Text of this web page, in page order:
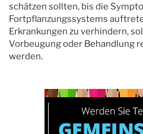
schätzen sollten, bis die
Fortpflanzungssystems
Erkrankungen zu verhindern,
Vorbeugung oder Behandlung
werden.